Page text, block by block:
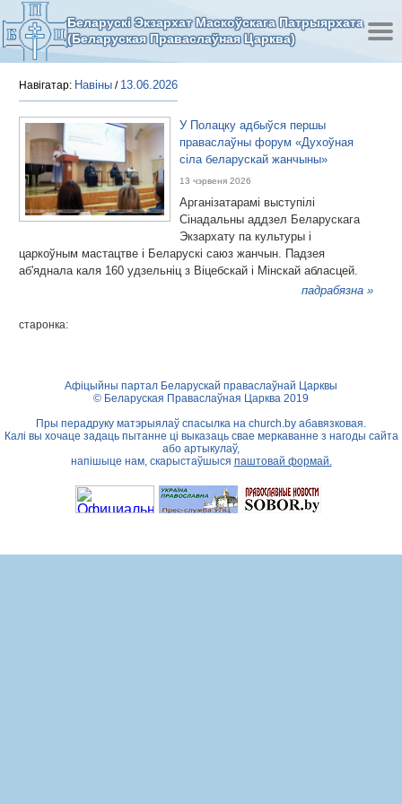
Беларускі Экзархат Маскоўскага Патрыярхата
(Беларуская Праваслаўная Царква)
Навігатар: Навіны / 13.06.2026
У Полацку адбыўся першы
праваслаўны форум «Духоўная
сіла беларускай жанчыны»
13 чэрвеня 2026
Арганізатарамі выступілі
Сінадальны аддзел Беларускага
Экзархату па культуры і
царкоўным мастацтве і Беларускі саюз жанчын. Падзея
аб'яднала каля 160 удзельніц з Віцебскай і Мінскай абласцей.
падрабязна »
старонка:
Афіцыйны партал Беларускай праваслаўнай Царквы
© Беларуская Праваслаўная Царква 2019
Пры перадруку матэрыялаў спасылка на church.by абавязковая.
Калі вы хочаце задаць пытанне ці выказаць свае меркаванне з нагоды сайта
або артыкулаў,
напішыце нам, скарыстаўшыся паштовай формай.